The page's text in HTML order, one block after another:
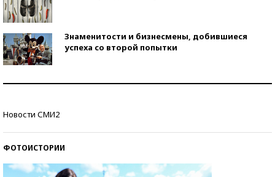
Знаменитости и бизнесмены, добившиеся
успеха со второй попытки
Новости СМИ2
ФОТОИСТОРИИ